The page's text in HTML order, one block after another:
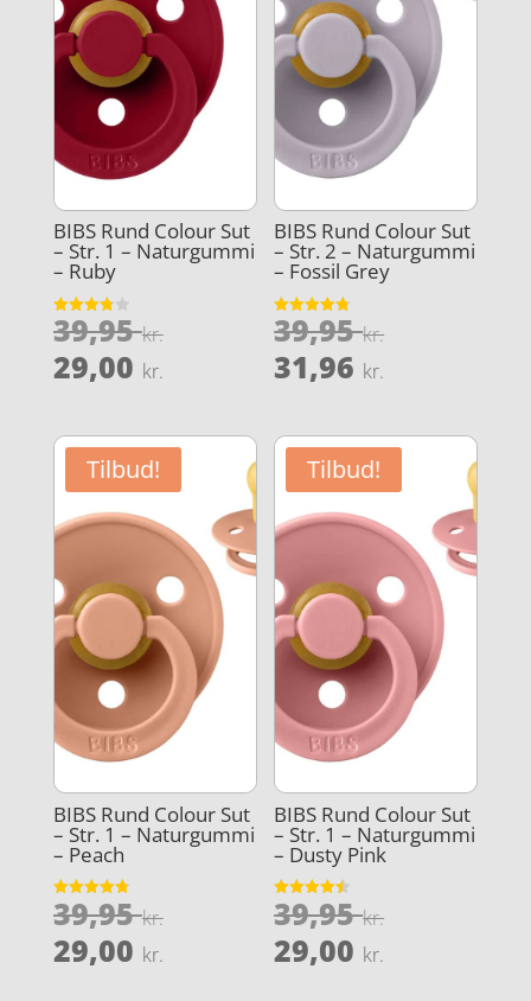
BIBS Rund Colour Sut
– Str. 1 – Naturgummi
– Ruby
Vurderet
3.8
39,95kr.Den
oprindelige
pris
39,95 kr..
29,00 kr.
pris
er:
29,00 kr..
BIBS Rund Colour Sut
– Str. 2 – Naturgummi
– Fossil Grey
Vurderet
4.8
39,95kr.Den
39,95 kr..
31,96 kr.
pris
er:
31,96 kr..
Tilbud!
BIBS Rund Colour Sut
– Str. 1 – Naturgummi
– Peach
Vurderet
4.8
39,95kr.Den
oprindelige
pris
29,00 kr.
Tilbud!
BIBS Rund Colour Sut
– Str. 1 – Naturgummi
– Dusty Pink
Vurderet
4.5
39,95kr.Den
29,00 kr.